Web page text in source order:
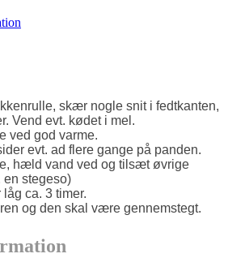
skær nogle snit i fedtkanten,
Vend evt. kødet i mel.
ved god varme.
evt. ad flere gange på panden.
hæld vand ved og tilsæt øvrige
en stegeso)
ca. 3 timer.
og den skal være gennemstegt.